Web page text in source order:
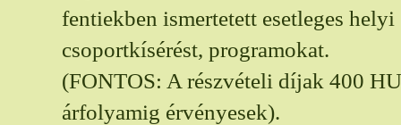
fentiekben ismertetett esetleges
csoportkísérést, programokat.
(FONTOS: A részvételi díjak 400
árfolyamig érvényesek).